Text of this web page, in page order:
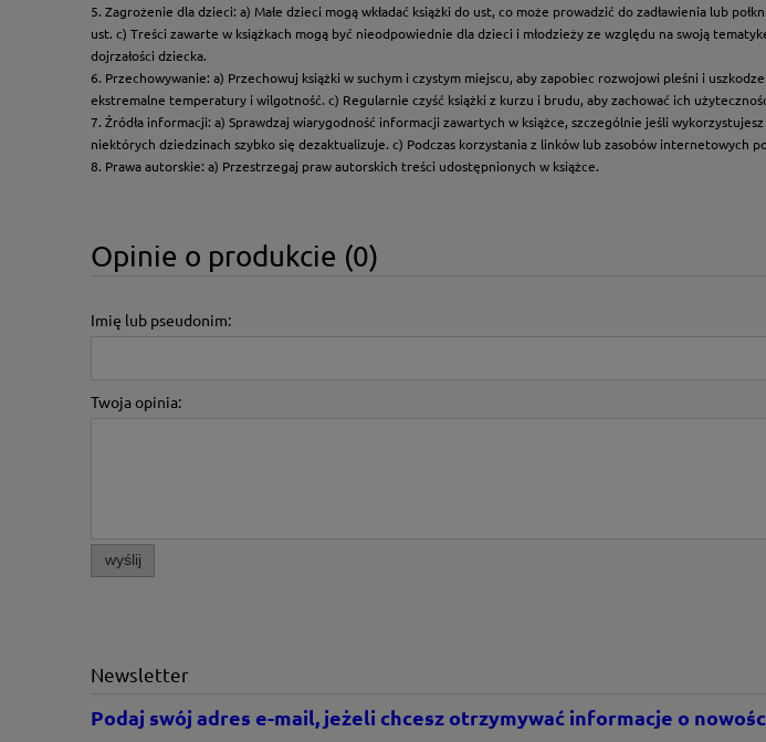
5. Zagrożenie dla dzieci: a) Małe dzieci mogą wkładać książki do ust, co może prowadzić do zadławienia lub
ust. c) Treści zawarte w książkach mogą być nieodpowiednie dla dzieci i młodzieży ze względu na swoją
dojrzałości dziecka.
6. Przechowywanie: a) Przechowuj książki w suchym i czystym miejscu, aby zapobiec rozwojowi pleśni i
ekstremalne temperatury i wilgotność. c) Regularnie czyść książki z kurzu i brudu, aby zachować ich
7. Źródła informacji: a) Sprawdzaj wiarygodność informacji zawartych w książce, szczególnie jeśli
niektórych dziedzinach szybko się dezaktualizuje. c) Podczas korzystania z linków lub zasobów internetowych
8. Prawa autorskie: a) Przestrzegaj praw autorskich treści udostępnionych w książce.
Opinie o produkcie (0)
Imię lub pseudonim:
Twoja opinia:
wyślij
Newsletter
Podaj swój adres e-mail, jeżeli chcesz otrzymywać informacje o